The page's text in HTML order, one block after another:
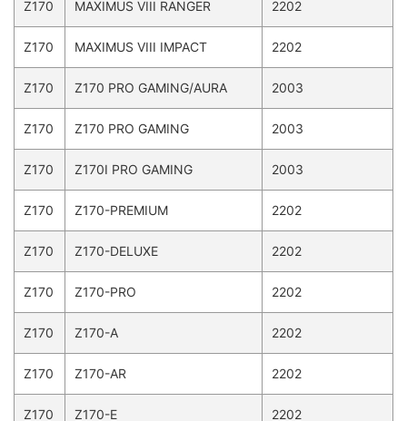
Z170 MAXIMUS VIII RANGER 2202
Z170 MAXIMUS VIII IMPACT 2202
Z170 Z170 PRO GAMING/AURA 2003
Z170 Z170 PRO GAMING 2003
Z170 Z170I PRO GAMING 2003
Z170 Z170-PREMIUM 2202
Z170 Z170-DELUXE 2202
Z170 Z170-PRO 2202
Z170 Z170-A 2202
Z170 Z170-AR 2202
Z170 Z170-E 2202